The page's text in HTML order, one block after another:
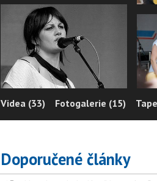
Videa (33) Fotogalerie (15)
Doporučené články